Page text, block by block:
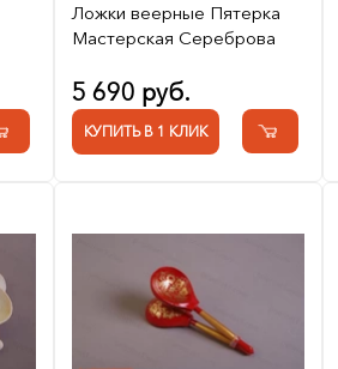
Ложки веерные Пятерка
Мастерская Сереброва
5 690 руб.
КУПИТЬ В 1 КЛИК